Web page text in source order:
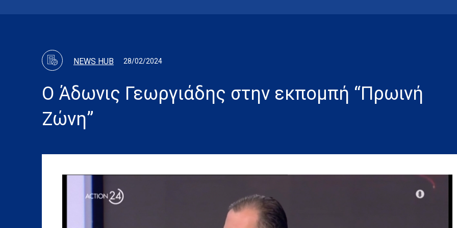
NEWS HUB 28/02/2024
Ο Άδωνις Γεωργιάδης στην εκπομπή “Πρωινή
Ζώνη”